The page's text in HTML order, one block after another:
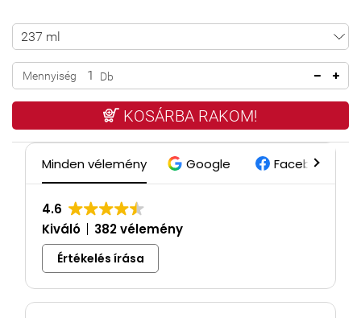
Mennyiség Db
KOSÁRBA RAKOM!
Minden vélemény Google Facebook
4.6
Kiváló
382 vélemény
Értékelés írása